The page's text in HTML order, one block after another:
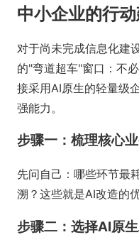
中小企业的行
对于尚未完成信息化建
的"弯道超车"窗口：不
接采用AI原生的轻量级
强能力。
步骤一：梳理核心
先问自己：哪些环节最
溯？这些就是AI改造的
步骤二：选择AI原